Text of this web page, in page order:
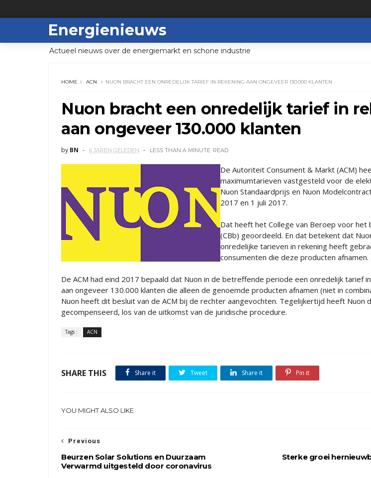
Energienieuws
Actueel nieuws over de energiemarkt en schone industrie
HOME ACN NUON BRACHT EEN ONREDELIJK TARIEF IN REKENING AAN ONGEVEER 130.000 KLANTEN
Nuon bracht een onredelijk tarief in
aan ongeveer 130.000 klanten
by BN 6 JAREN GELEDEN LESS THAN A MINUTE READ
De Autoriteit Consument & Markt (ACM)
maximumtarieven vastgesteld voor de
Nuon Standaardprijs en Nuon
2017 en 1 juli 2017.
Dat heeft het College van Beroep voor het
(CBb) geoordeeld. En dat betekent dat
onredelijke tarieven in rekening heeft
consumenten die deze producten afnamen.
De ACM had eind 2017 bepaald dat Nuon in de betreffende periode een onredelijk tarief
aan ongeveer 130.000 klanten die alleen de genoemde producten afnamen (niet in
Nuon heeft dit besluit van de ACM bij de rechter aangevochten. Tegelijkertijd heeft Nuon
gecompenseerd, los van de uitkomst van de juridische procedure.
Tags : ACN
SHARE THIS Share it Tweet Share it Pin it
YOU MIGHT ALSO LIKE
Sterke groei
Previous
Beurzen Solar Solutions en Duurzaam
Verwarmd uitgesteld door coronavirus